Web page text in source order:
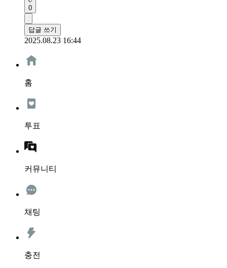
0
답글 쓰기
2025.08.23 16:44
홈
투표
커뮤니티
채팅
충전